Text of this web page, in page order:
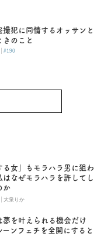
撮犯に同情するオッサンと
きのこと
|#190
る女」もモラハラ男に狙わ
はなぜモラハラを許してし
か
|大泉りか
夢を叶えられる機会だけ
ーンフェチを全開にすると